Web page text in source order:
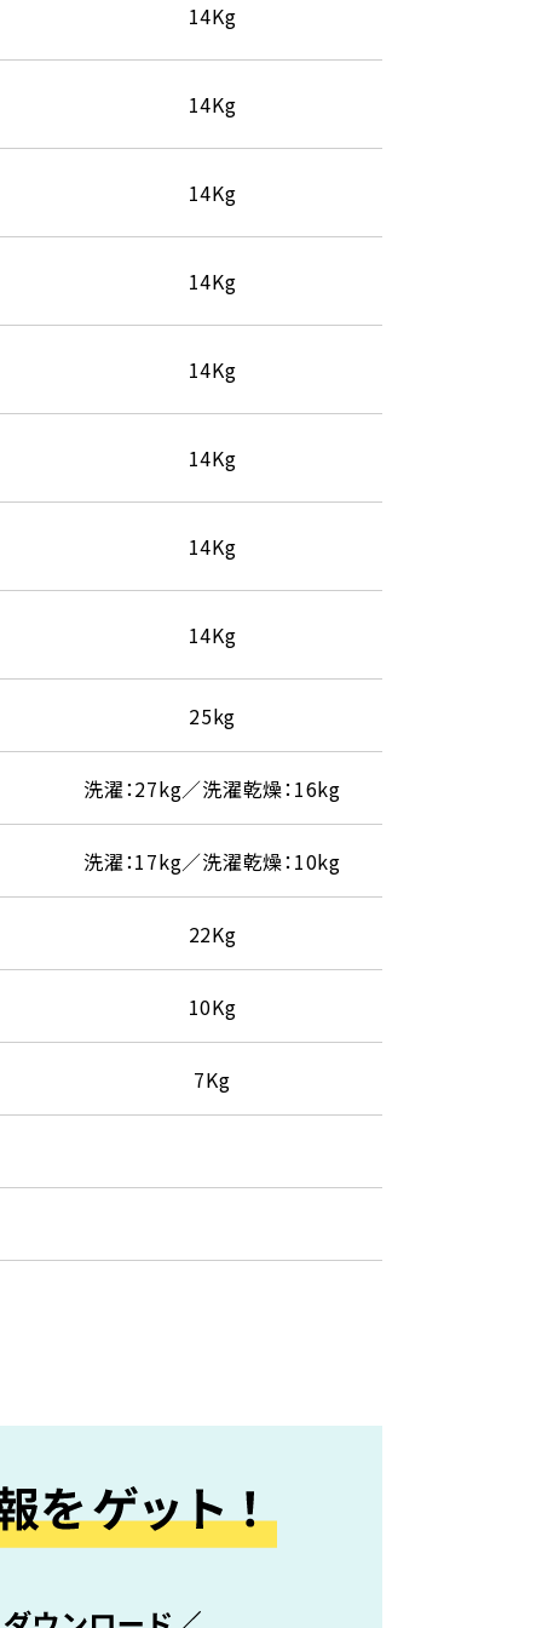
14Kg
14Kg
14Kg
14Kg
14Kg
14Kg
14Kg
14Kg
25kg
洗濯：27kg／洗濯乾燥：16kg
洗濯：17kg／洗濯乾燥：10kg
22Kg
10Kg
7Kg